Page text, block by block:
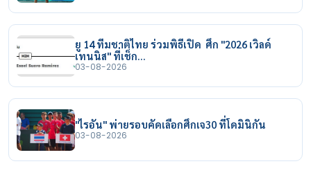
ยู 14 ทีมชาติไทย ร่วมพิธีเปิด ศึก "2026 เวิลด์
เทนนิส" ที่เช็ก…
03-08-2026
"ไรอัน" พ่ายรอบคัดเลือกศึกเจ30 ที่โดมินิกัน
03-08-2026